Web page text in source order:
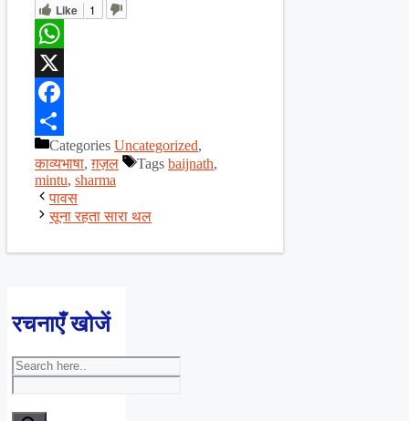
Like 1
WhatsApp
X
Facebook
ShareCategories Uncategorized,
काव्यभाषा,ग़ज़ल Tags baijnath,
mintu, sharma
पावस
सूना रहता सारा थल
रचनाएँ खोजें